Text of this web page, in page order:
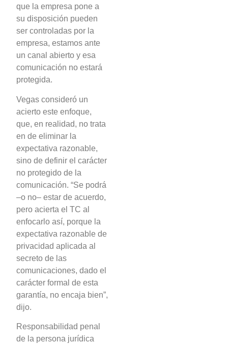
que la empresa pone a
su disposición pueden
ser controladas por la
empresa, estamos ante
un canal abierto y esa
comunicación no estará
protegida.
Vegas consideró un
acierto este enfoque,
que, en realidad, no trata
en de eliminar la
expectativa razonable,
sino de definir el carácter
no protegido de la
comunicación. “Se podrá
–o no– estar de acuerdo,
pero acierta el TC al
enfocarlo así, porque la
expectativa razonable de
privacidad aplicada al
secreto de las
comunicaciones, dado el
carácter formal de esta
garantía, no encaja bien”,
dijo.
Responsabilidad penal
de la persona jurídica